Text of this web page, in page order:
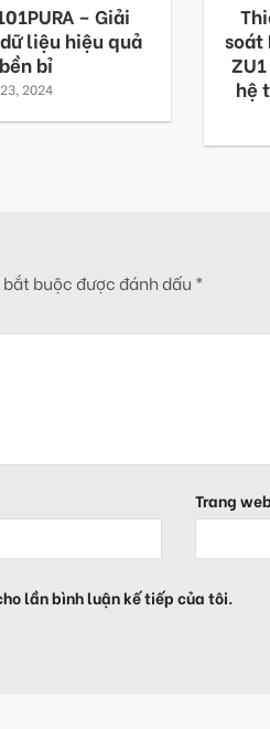
– Giải
liệu hiệu quả
bỉ
2024
soát
hệ
buộc được đánh dấu *
Trang web
lần bình luận kế tiếp của tôi.